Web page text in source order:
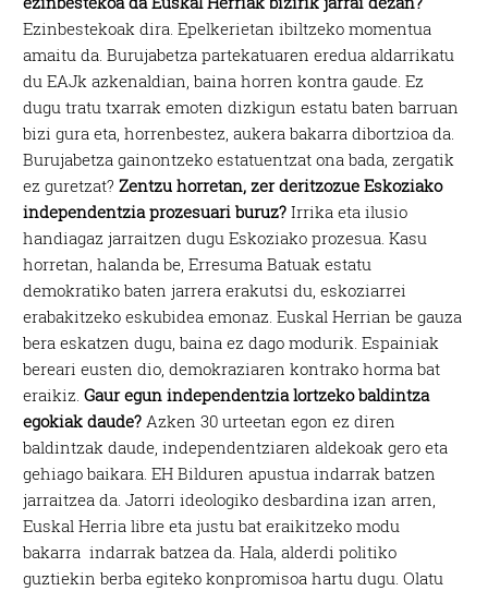
Ezinbestekoak dira. Epelkerietan ibiltzeko momentua
amaitu da. Burujabetza partekatuaren eredua aldarrikatu
du EAJk azkenaldian, baina horren kontra gaude. Ez
dugu tratu txarrak emoten dizkigun estatu baten barruan
bizi gura eta, horrenbestez, aukera bakarra dibortzioa da.
Burujabetza gainontzeko estatuentzat ona bada, zergatik
ez guretzat?Zentzu horretan, zer deritzozue Eskoziako
independentzia prozesuari buruz? Irrika eta ilusio
handiagaz jarraitzen dugu Eskoziako prozesua. Kasu
horretan, halanda be, Erresuma Batuak estatu
demokratiko baten jarrera erakutsi du, eskoziarrei
erabakitzeko eskubidea emonaz. Euskal Herrian be gauza
bera eskatzen dugu, baina ez dago modurik. Espainiak
bereari eusten dio, demokraziaren kontrako horma bat
eraikiz.Gaur egun independentzia lortzeko baldintza
egokiak daude? Azken 30 urteetan egon ez diren
baldintzak daude, independentziaren aldekoak gero eta
gehiago baikara. EH Bilduren apustua indarrak batzen
jarraitzea da. Jatorri ideologiko desbardina izan arren,
Euskal Herria libre eta justu bat eraikitzeko modu
bakarra indarrak batzea da. Hala, alderdi politiko
guztiekin berba egiteko konpromisoa hartu dugu. Olatu